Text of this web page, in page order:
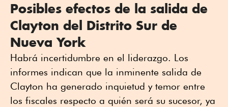
Posibles efectos de la salida de
Clayton del Distrito Sur de
Nueva York
Habrá incertidumbre en el liderazgo. Los
informes indican que la inminente salida de
Clayton ha generado inquietud y temor entre
los fiscales respecto a quién será su sucesor, ya